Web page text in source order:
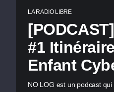
LA RADIO LIBRE
#1
Enfant
NO LOG est un podcast